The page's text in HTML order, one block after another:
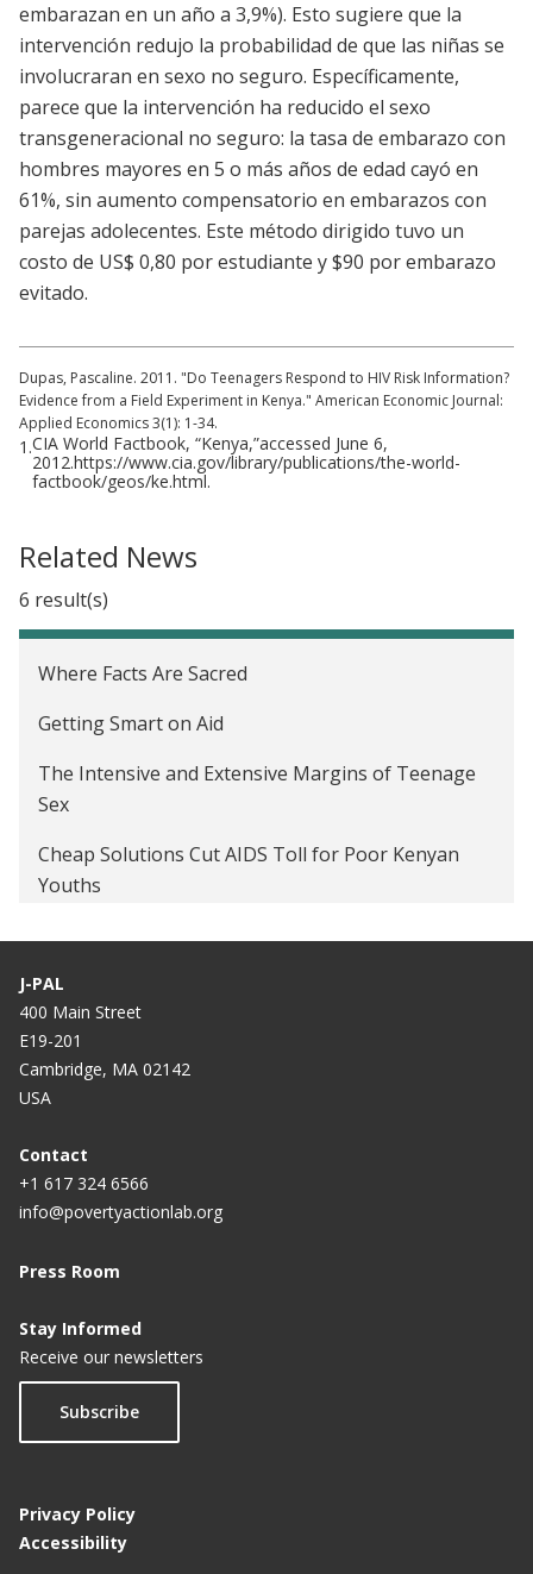
embarazan en un año a 3,9%). Esto sugiere que la
intervención redujo la probabilidad de que las niñas se
involucraran en sexo no seguro. Específicamente,
parece que la intervención ha reducido el sexo
transgeneracional no seguro: la tasa de embarazo con
hombres mayores en 5 o más años de edad cayó en
61%, sin aumento compensatorio en embarazos con
parejas adolecentes. Este método dirigido tuvo un
costo de US$ 0,80 por estudiante y $90 por embarazo
evitado.
Dupas, Pascaline. 2011. "Do Teenagers Respond to HIV Risk Information?
Evidence from a Field Experiment in Kenya." American Economic Journal:
Applied Economics 3(1): 1-34.
1.CIA World Factbook, “Kenya,”accessed June 6,
2012.https://www.cia.gov/library/publications/the-world-
factbook/geos/ke.html.
Related News
6 result(s)
Where Facts Are Sacred
Getting Smart on Aid
The Intensive and Extensive Margins of Teenage
Sex
Cheap Solutions Cut AIDS Toll for Poor Kenyan
Youths
Numbers That Can Change the World
Influencing Sex, with Information
J-PAL
400 Main Street
E19-201
Cambridge, MA 02142
USA
Contact
+1 617 324 6566
info@povertyactionlab.org
Press Room
Stay Informed
Receive our newsletters
Subscribe
Privacy Policy
Accessibility